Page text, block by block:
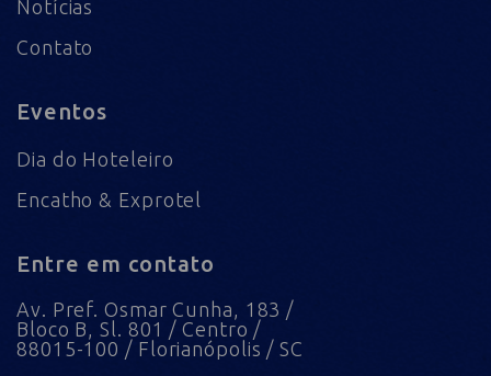
Notícias
Contato
Eventos
Dia do Hoteleiro
Encatho & Exprotel
Entre em contato
Av. Pref. Osmar Cunha, 183 /
Bloco B, Sl. 801 / Centro /
88015-100 / Florianópolis / SC